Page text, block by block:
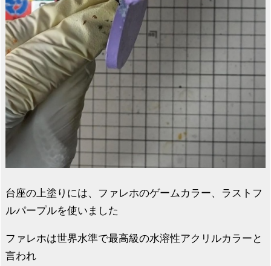
台座の上塗りには、ファレホのゲームカラー、ラストフ
ルパープルを使いました
ファレホは世界水準で最高級の水溶性アクリルカラーと
言われ